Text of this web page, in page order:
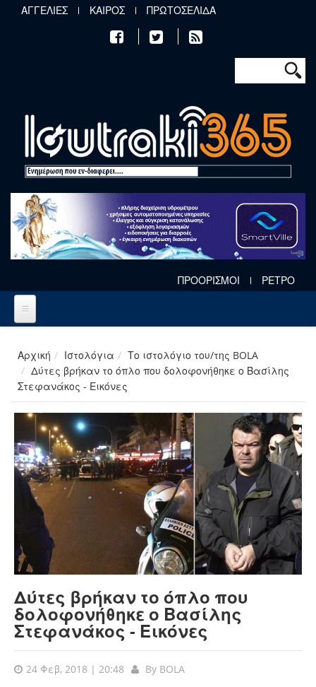
Παράκαμψη προς το κυρίως περιεχόμενο
ΑΓΓΕΛΙΕΣ ΚΑΙΡΟΣ ΠΡΩΤΟΣΕΛΙΔΑ
Φόρμα
Αναζήτηση
ΠΡΟΟΡΙΣΜΟΙ ΡΕΤΡΟ
Αρχική Ιστολόγια
Το ιστολόγιο του/της BOLA
Δύτες βρήκαν το όπλο που δολοφονήθηκε ο Βασίλης
Στεφανάκος - Εικόνες
Δύτες βρήκαν το όπλο που
δολοφονήθηκε ο Βασίλης
Στεφανάκος - Εικόνες
24 Φεβ, 2018 | 20:48 By BOLA